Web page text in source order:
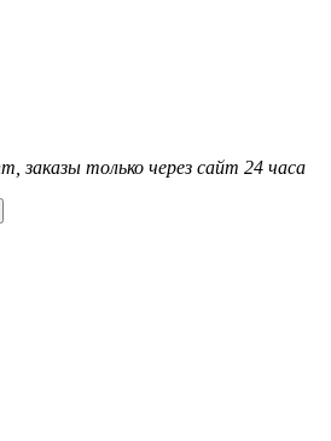
заказы только через сайт 24 часа